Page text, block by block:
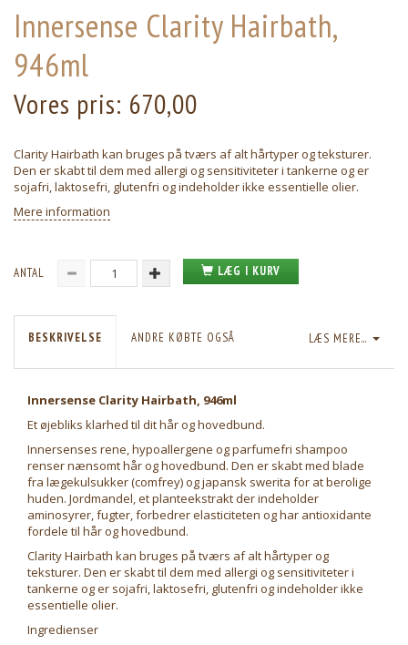
Innersense Clarity Hairbath,
946ml
Vores pris: 670,00
Clarity Hairbath kan bruges på tværs af alt hårtyper og teksturer.
Den er skabt til dem med allergi og sensitiviteter i tankerne og er
sojafri, laktosefri, glutenfri og indeholder ikke essentielle olier.
Mere information
ANTAL LÆG I KURV
LÆS MERE...
BESKRIVELSE ANDRE KØBTE OGSÅ
Innersense Clarity Hairbath, 946ml
Et øjebliks klarhed til dit hår og hovedbund.
Innersenses rene, hypoallergene og parfumefri shampoo
renser nænsomt hår og hovedbund. Den er skabt med blade
fra lægekulsukker (comfrey) og japansk swerita for at berolige
huden. Jordmandel, et planteekstrakt der indeholder
aminosyrer, fugter, forbedrer elasticiteten og har antioxidante
fordele til hår og hovedbund.
Clarity Hairbath kan bruges på tværs af alt hårtyper og
teksturer. Den er skabt til dem med allergi og sensitiviteter i
tankerne og er sojafri, laktosefri, glutenfri og indeholder ikke
essentielle olier.
Ingredienser